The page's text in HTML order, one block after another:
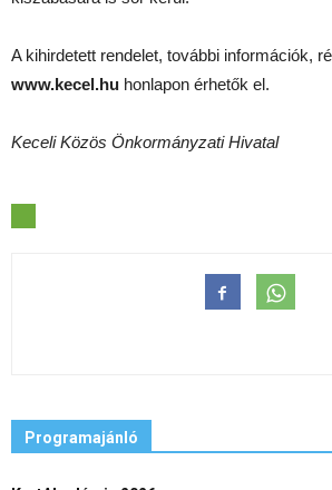
A kihirdetett rendelet, további információk,
www.kecel.hu honlapon érhetők el.
Keceli Közös Önkormányzati Hivatal
Programajánló